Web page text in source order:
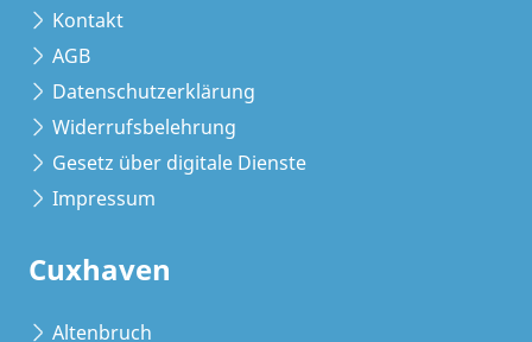
Kontakt
AGB
Datenschutzerklärung
Widerrufsbelehrung
Gesetz über digitale Dienste
Impressum
Cuxhaven
Altenbruch